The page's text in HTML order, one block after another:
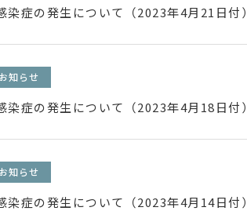
染症の発生について（2023年4月21日付）
知らせ
染症の発生について（2023年4月18日付）
知らせ
染症の発生について（2023年4月14日付）